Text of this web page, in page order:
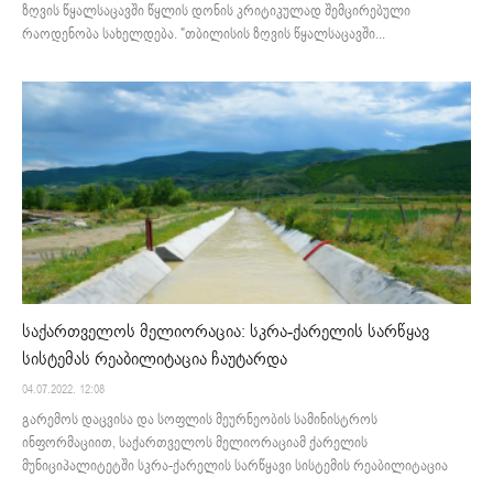
ზღვის წყალსაცავში წყლის დონის კრიტიკულად შემცირებული
რაოდენობა სახელდება. "თბილისის ზღვის წყალსაცავში...
საქართველოს მელიორაცია: სკრა-ქარელის სარწყავ
სისტემას რეაბილიტაცია ჩაუტარდა
04.07.2022. 12:08
გარემოს დაცვისა და სოფლის მეურნეობის სამინისტროს
ინფორმაციით, საქართველოს მელიორაციამ ქარელის
მუნიციპალიტეტში სკრა-ქარელის სარწყავი სისტემის რეაბილიტაცია